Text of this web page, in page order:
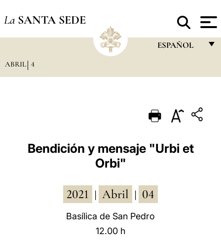
La SANTA SEDE
ESPAÑOL
PORTUGUÊS
ESPAÑOL
ABRIL 4
Bendición y mensaje "Urbi et
Orbi"
2021 Abril 04
Basílica de San Pedro
12.00 h